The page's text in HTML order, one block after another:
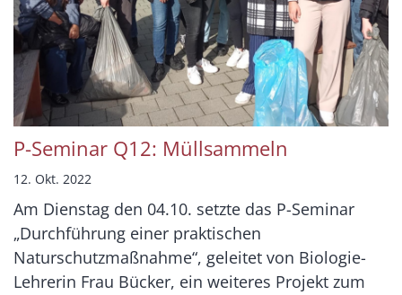
P-Seminar Q12: Müllsammeln
12. Okt. 2022
Am Dienstag den 04.10. setzte das P-Seminar
„Durchführung einer praktischen
Naturschutzmaßnahme“, geleitet von Biologie-
Lehrerin Frau Bücker, ein weiteres Projekt zum